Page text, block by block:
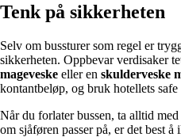
Tenk på sikkerheten
Selv om bussturer som regel er
sikkerheten. Oppbevar verdisaker
mageveske eller en skulderveske
kontantbeløp, og bruk hotellets
Når du forlater bussen, ta alltid
om sjåføren passer på, er det best å